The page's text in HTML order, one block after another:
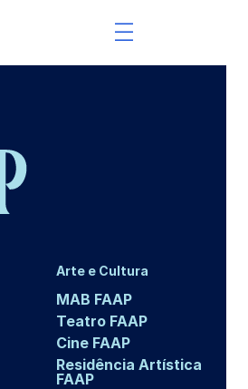
Arte e Cultura
MAB FAAP
Teatro FAAP
Cine FAAP
Residência Artística
FAAP